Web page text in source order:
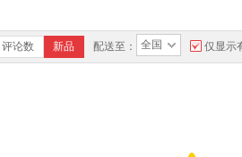
评论数 新品 配送至： 全国 仅显示